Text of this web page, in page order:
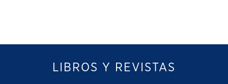
LIBROS Y REVISTAS